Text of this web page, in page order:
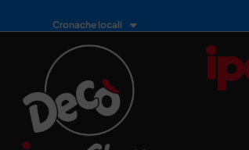
Cronache locali